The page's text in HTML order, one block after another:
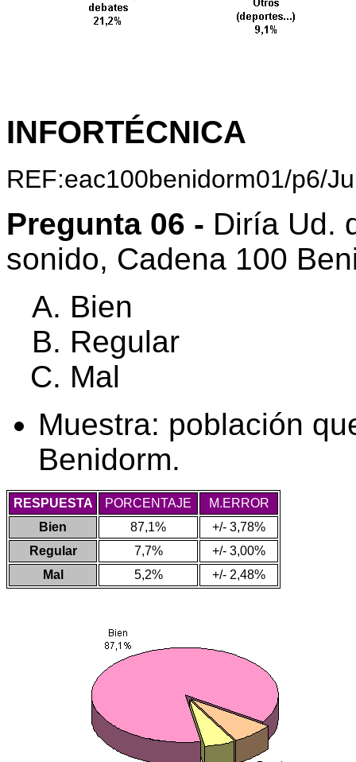
INFORTÉCNICA
REF:eac100benidorm01/p6/
Pregunta 06 - Diría Ud.
sonido, Cadena 100
Bien
Regular
Mal
Muestra: población
Benidorm.
RESPUESTA PORCENTAJE
M.ERROR
Bien
87,1%
+/- 3,78%
Regular
7,7%
+/- 3,00%
Mal
5,2% +/- 2,48%